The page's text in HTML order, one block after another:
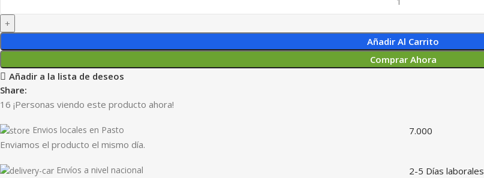
Añadir Al Carrito
Comprar Ahora
Añadir a la lista de deseos
Share:
16 ¡Personas viendo este producto ahora!
Envios locales en Pasto
Enviamos el producto el mismo día.
7.000
Envíos a nivel nacional 2-5 Días laborales